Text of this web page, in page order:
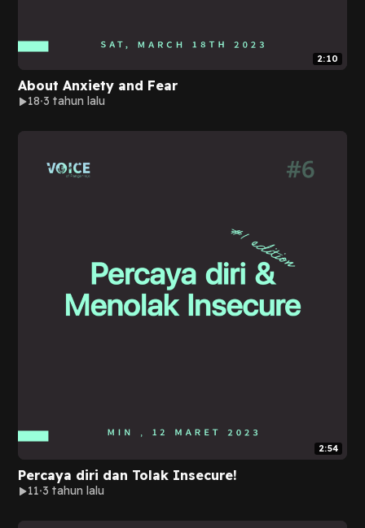
2:10
About Anxiety and Fear
18 3 tahun lalu
2:54
Percaya diri dan Tolak Insecure!
11 3 tahun lalu